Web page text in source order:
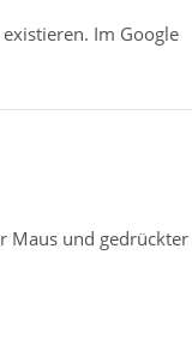
Im Google
und gedrückter